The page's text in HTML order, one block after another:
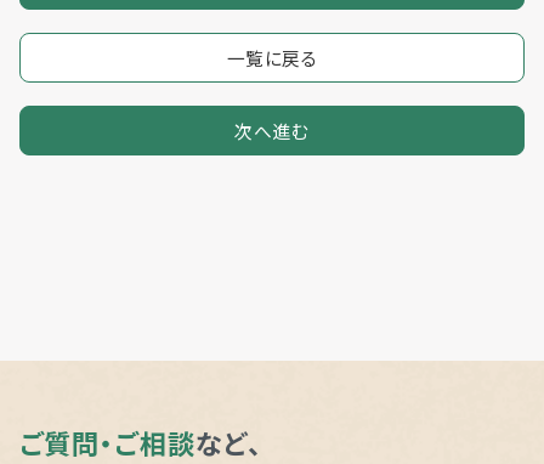
一覧に戻る
次へ進む
ご質問・ご相談など、